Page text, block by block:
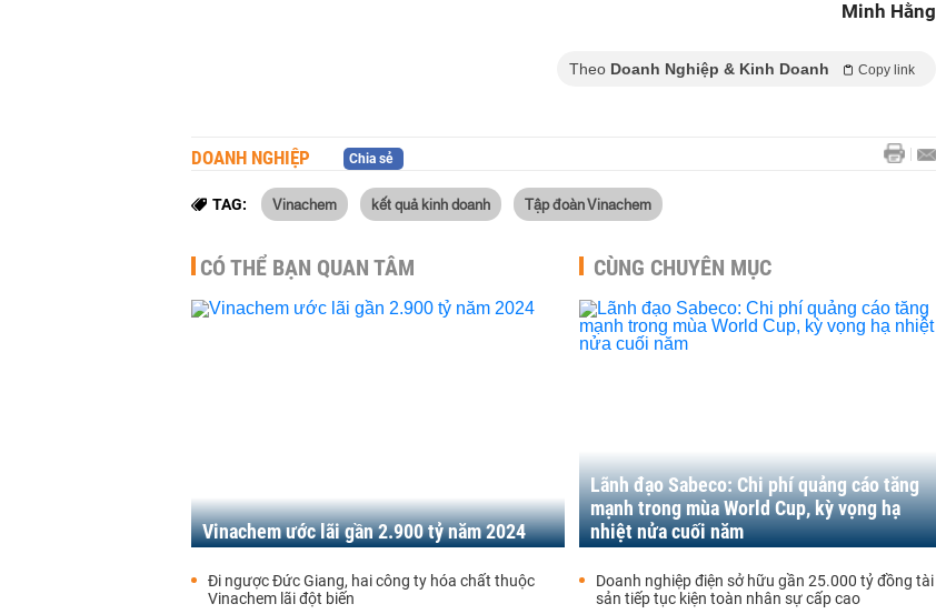
Minh Hằng
Theo Doanh Nghiệp & Kinh Doanh Copy link
DOANH NGHIỆP Chia sẻ
TAG: Vinachem kết quả kinh doanh Tập đoàn Vinachem
CÓ THỂ BẠN QUAN TÂM
Vinachem ước lãi gần 2.900 tỷ năm 2024
Đi ngược Đức Giang, hai công ty hóa chất thuộc
Vinachem lãi đột biến
CÙNG CHUYÊN MỤC
Lãnh đạo Sabeco: Chi phí quảng cáo tăng
mạnh trong mùa World Cup, kỳ vọng hạ
nhiệt nửa cuối năm
Doanh nghiệp điện sở hữu gần 25.000 tỷ đồng tài
sản tiếp tục kiện toàn nhân sự cấp cao